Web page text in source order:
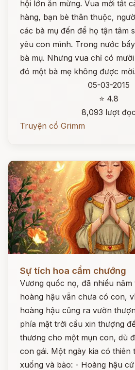
hội lớn ăn mừng. Vua mời tất
hàng, bạn bè thân thuộc,
các bà mụ đến để họ tận tâm
yêu con mình. Trong nước
bà mụ. Nhưng vua chỉ có
đó một bà mẹ không được mời.
05-03-2015
⭐ 4.8
8,093 lượt đọc
Truyện cổ Grimm
Sự tích hoa cẩm chướng
Vương quốc nọ, đã nhiều năm
hoàng hậu vẫn chưa có con,
hoàng hậu cũng ra vườn
phía mặt trời cầu xin thượng
thương cho một mụn con, dù
con gái. Một ngày kia có thiên
xuống và bảo: - Hoàng hậu